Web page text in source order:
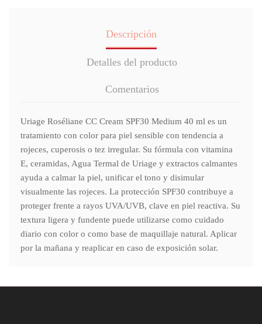
Descripción
Detalles del producto
Comentarios
Uriage Roséliane CC Cream SPF30 Medium 40 ml es un
tratamiento con color para piel sensible con tendencia a
rojeces, cuperosis o tez irregular. Su fórmula con vitamina
E, ceramidas, Agua Termal de Uriage y extractos calmantes
ayuda a calmar la piel, unificar el tono y disimular
visualmente las rojeces. La protección SPF30 contribuye a
proteger frente a rayos UVA/UVB, clave en piel reactiva. Su
textura ligera y fundente puede utilizarse como cuidado
diario con color o como base de maquillaje natural. Aplicar
por la mañana y reaplicar en caso de exposición solar.